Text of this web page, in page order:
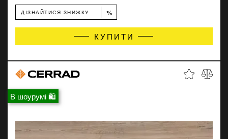
ДІЗНАЙТИСЯ ЗНИЖКУ %
КУПИТИ
В шоурумі 🛍